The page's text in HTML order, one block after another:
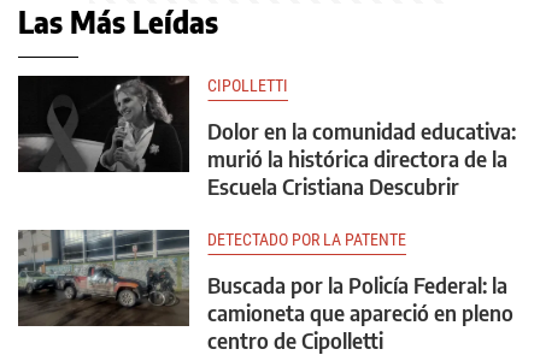
Las Más Leídas
CIPOLLETTI
Dolor en la comunidad educativa:
murió la histórica directora de la
Escuela Cristiana Descubrir
DETECTADO POR LA PATENTE
Buscada por la Policía Federal: la
camioneta que apareció en pleno
centro de Cipolletti